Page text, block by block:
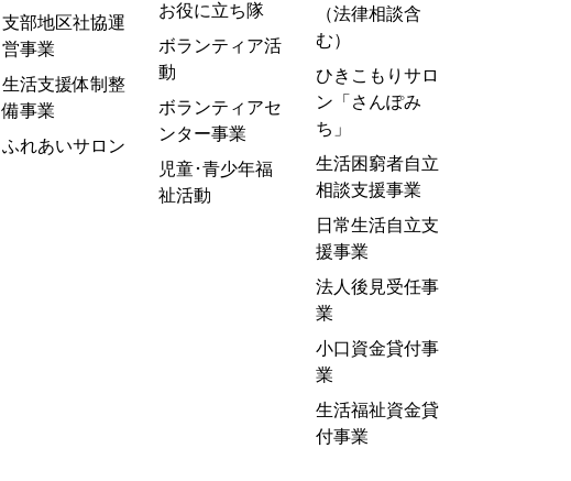
支部地区社協運
営事業
生活支援体制整
備事業
ふれあいサロン
お役に立ち隊
ボランティア活
動
ボランティアセ
ンター事業
児童･青少年福
祉活動
（法律相談含
む）
ひきこもりサロ
ン「さんぽみ
ち」
生活困窮者自立
相談支援事業
日常生活自立支
援事業
法人後見受任事
業
小口資金貸付事
業
生活福祉資金貸
付事業